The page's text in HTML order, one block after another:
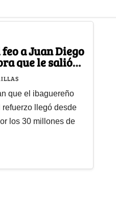
a Juan Diego
que le salió
que el ibaguereño
refuerzo llegó desde
los 30 millones de